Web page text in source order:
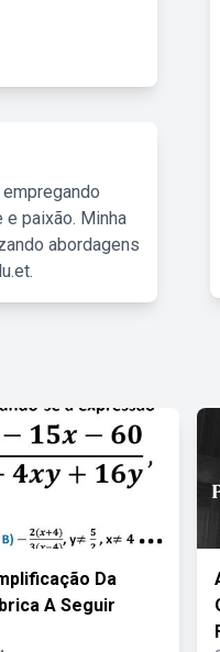
paixão. Minha
abordagens
Da
A Seguir